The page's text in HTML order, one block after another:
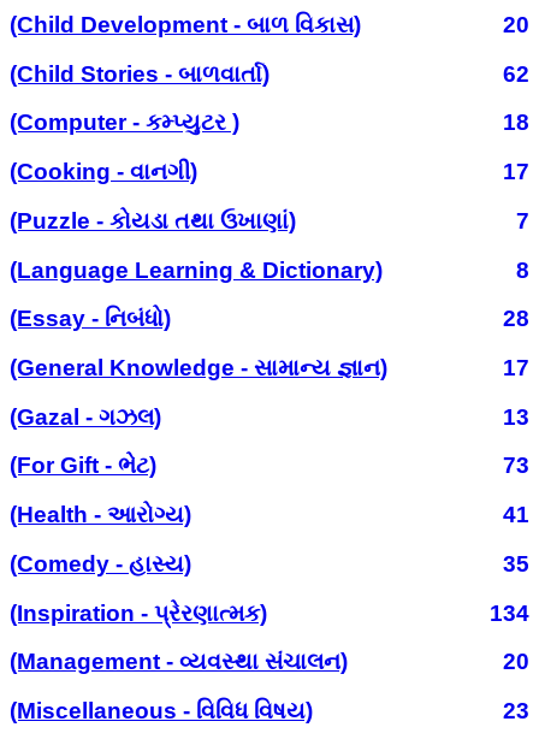
(Child Development - બાળ વિકાસ)
20
(Child Stories - બાળવાર્તા)
62
(Computer - કમ્પ્યુટર )
18
(Cooking - વાનગી)
17
(Puzzle - કોયડા તથા ઉખાણાં)
7
(Language Learning & Dictionary)
8
(Essay - નિબંધો)
28
(General Knowledge - સામાન્ય જ્ઞાન)
17
(Gazal - ગઝલ)
13
(For Gift - ભેટ)
73
(Health - આરોગ્ય)
41
(Comedy - હાસ્ય)
35
(Inspiration - પ્રેરણાત્મક)
134
(Management - વ્યવસ્થા સંચાલન)
20
(Miscellaneous - વિવિધ વિષય)
23